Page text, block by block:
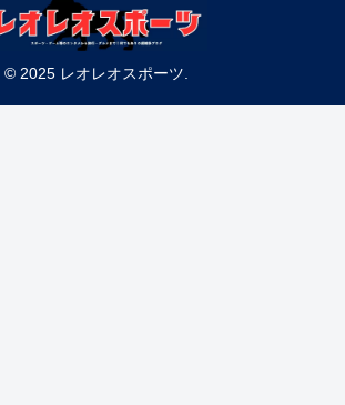
© 2025 レオレオスポーツ.